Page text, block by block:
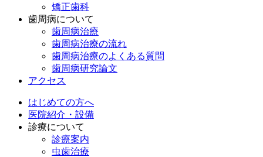
矯正歯科
歯周病について
歯周病治療
歯周病治療の流れ
歯周病治療のよくある質問
歯周病研究論文
アクセス
はじめての方へ
医院紹介・設備
診療について
診療案内
虫歯治療